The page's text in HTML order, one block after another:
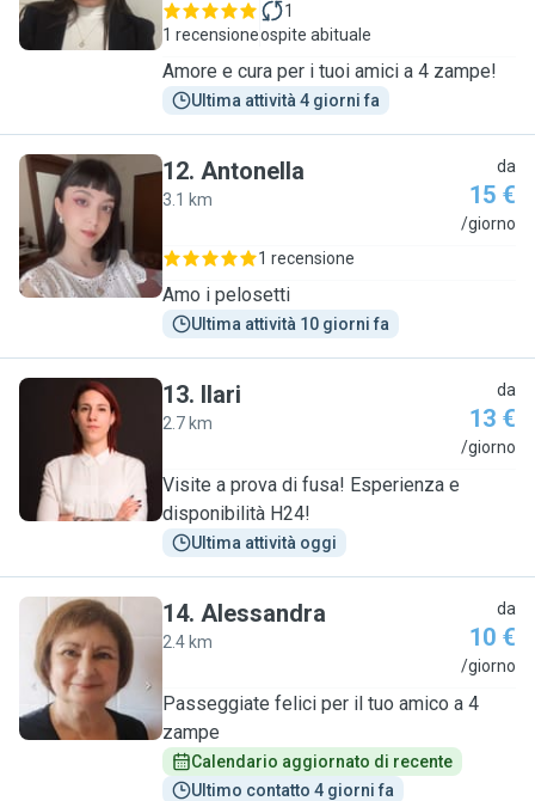
1 recensione
1
ospite abituale
Amore e cura per i tuoi amici a 4 zampe!
Ultima attività 4 giorni fa
A
12. Antonella
3.1 km
da
15 €
/giorno
1 recensione
Amo i pelosetti
Ultima attività 10 giorni fa
I
13. Ilari
2.7 km
da
13 €
/giorno
Visite a prova di fusa! Esperienza e
disponibilità H24!
Ultima attività oggi
A
14. Alessandra
2.4 km
da
10 €
/giorno
Passeggiate felici per il tuo amico a 4
zampe
Calendario aggiornato di recente
Ultimo contatto 4 giorni fa